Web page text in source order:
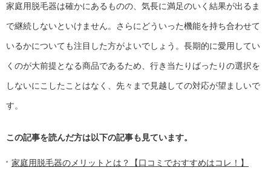
家庭用脱毛器は確かにあるものの、気長に満足のいく結果が出るま
で継続しないといけません。さらにどういった機能を持ち合わせて
いるかについても注目した方がよいでしょう。長期的に愛用してい
くのが大前提となる商品であるため、行き当たりばったりの選択を
しないにこしたことはなく、先々まで見越しての対応が望ましいで
す。
この記事を読んだ方は以下の記事も見ています。
家庭用脱毛器のメリットとは？【口コミでおすすめはコレ！】